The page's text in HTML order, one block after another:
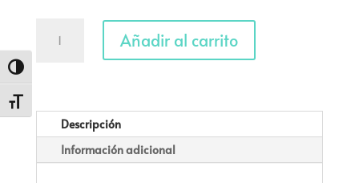
Alternar alto contraste
Alternar tamaño de letra
Añadir al carrito
Descripción
Información adicional